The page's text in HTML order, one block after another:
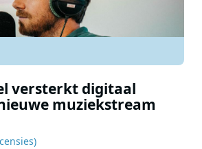
versterkt digitaal
muziekstream